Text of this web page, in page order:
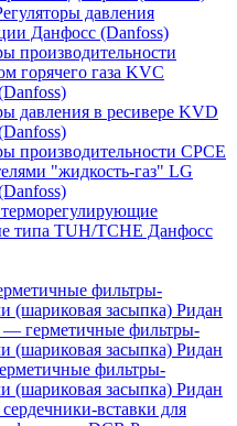
давления
Данфосс (Danfoss)
производительности
горячего газа KVC
давления в ресивере KVD
производительности CPCE
"жидкость-газ" LG
типа TUH/TCHE Данфосс
фильтры-
(шариковая засыпка) Ридан
герметичные фильтры-
(шариковая засыпка) Ридан
фильтры-
(шариковая засыпка) Ридан
вставки для